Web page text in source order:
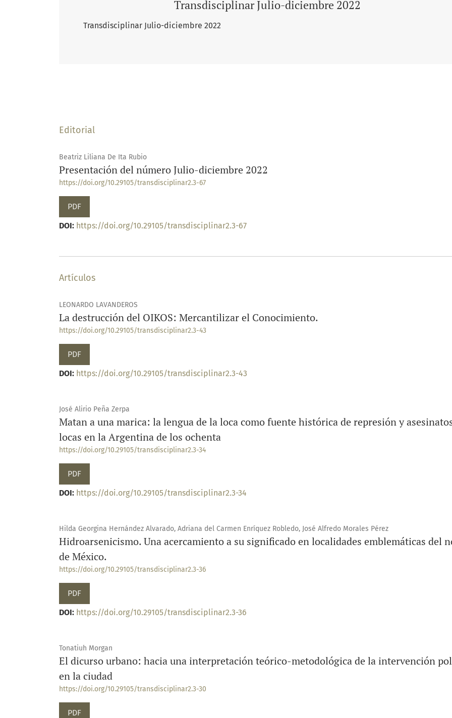
Transdisciplinar Julio-diciembre 2022
Transdisciplinar Julio-diciembre 2022
Editorial
Beatriz Liliana De Ita Rubio
Presentación del número Julio-diciembre 2022
https://doi.org/10.29105/transdisciplinar2.3-67
PDF
DOI: https://doi.org/10.29105/transdisciplinar2.3-67
Artículos
LEONARDO LAVANDEROS
La destrucción del OIKOS: Mercantilizar el Conocimiento.
https://doi.org/10.29105/transdisciplinar2.3-43
PDF
DOI: https://doi.org/10.29105/transdisciplinar2.3-43
José Alirio Peña Zerpa
Matan a una marica: la lengua de la loca como fuente histórica de represión y
locas en la Argentina de los ochenta
https://doi.org/10.29105/transdisciplinar2.3-34
PDF
DOI: https://doi.org/10.29105/transdisciplinar2.3-34
Hilda Georgina Hernández Alvarado, Adriana del Carmen Enríquez Robledo, José Alfredo Morales Pérez
Hidroarsenicismo. Una acercamiento a su significado en localidades emblemáticas del
de México.
https://doi.org/10.29105/transdisciplinar2.3-36
PDF
DOI: https://doi.org/10.29105/transdisciplinar2.3-36
Tonatiuh Morgan
El dicurso urbano: hacia una interpretación teórico-metodológica de la intervención
en la ciudad
https://doi.org/10.29105/transdisciplinar2.3-30
PDF